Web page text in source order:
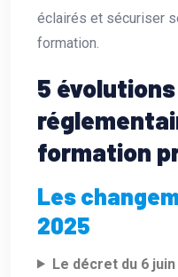
éclairés et sécuriser
formation.
5
formation
Les
2025
Le décret du 6 juin